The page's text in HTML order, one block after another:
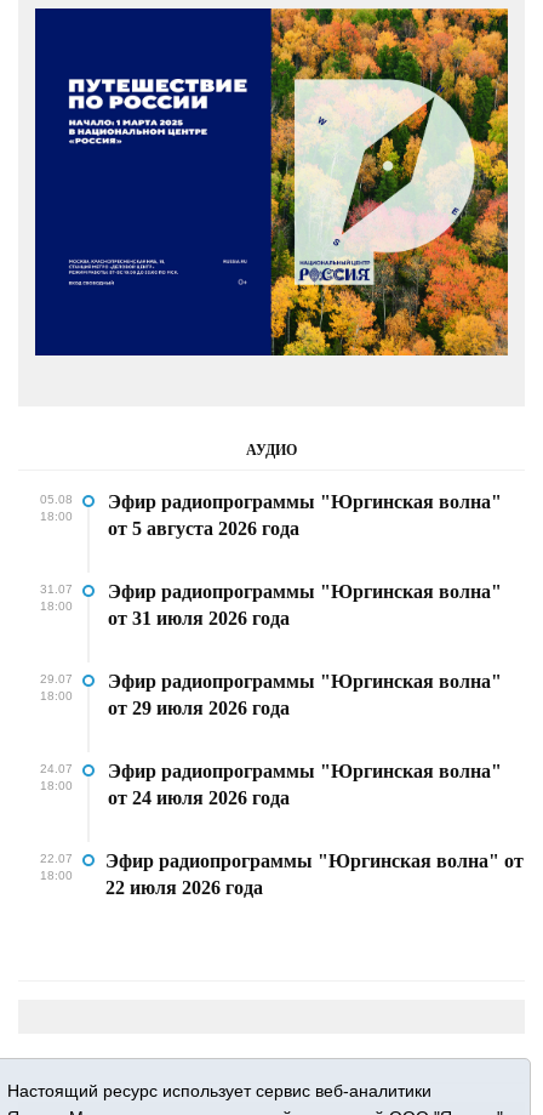
АУДИО
05.08
18:00
Эфир радиопрограммы "Юргинская волна"
от 5 августа 2026 года
31.07
18:00
Эфир радиопрограммы "Юргинская волна"
от 31 июля 2026 года
29.07
18:00
Эфир радиопрограммы "Юргинская волна"
от 29 июля 2026 года
24.07
18:00
Эфир радиопрограммы "Юргинская волна"
от 24 июля 2026 года
22.07
18:00
Эфир радиопрограммы "Юргинская волна" от
22 июля 2026 года
Настоящий ресурс использует сервис веб-аналитики